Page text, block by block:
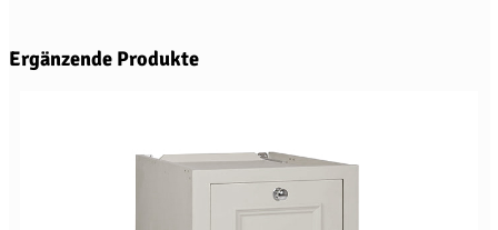
dieser "handpainted" Oberflächen sind der matte Glanz und der
sichtbare feine Pinseleffekt. Die visuelle und haptische Wirkung einer
englischen Manufaktur gefertigt.Die Lieferzeit beträgt daher
mindestens acht Wochen. Mehr Informationen Bitte beachten Sie,
aufgrund der Lichtverhältnisse bei der Produktfotografie und
unterschiedlichenBildschirmeinstellungen kann es dazu kommen,
Produktgalerie überspringen
Ergänzende Produkte